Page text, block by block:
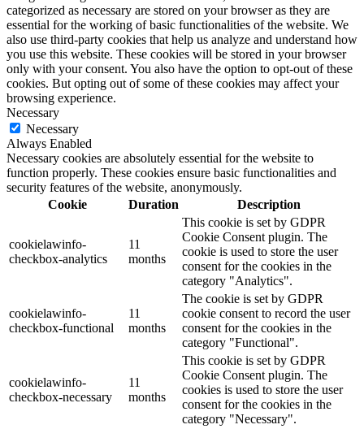
categorized as necessary are stored on your browser as they are
essential for the working of basic functionalities of the website. We
also use third-party cookies that help us analyze and understand how
you use this website. These cookies will be stored in your browser
only with your consent. You also have the option to opt-out of these
cookies. But opting out of some of these cookies may affect your
browsing experience.
Necessary
Necessary
Always Enabled
Necessary cookies are absolutely essential for the website to
function properly. These cookies ensure basic functionalities and
security features of the website, anonymously.
Cookie
Duration Description
cookielawinfo-
checkbox-analytics
11
months
This cookie is set by GDPR
Cookie Consent plugin. The
cookie is used to store the user
consent for the cookies in the
category "Analytics".
cookielawinfo-
checkbox-functional
11
months
The cookie is set by GDPR
cookie consent to record the user
consent for the cookies in the
category "Functional".
cookielawinfo-
checkbox-necessary
11
months
This cookie is set by GDPR
Cookie Consent plugin. The
cookies is used to store the user
consent for the cookies in the
category "Necessary".